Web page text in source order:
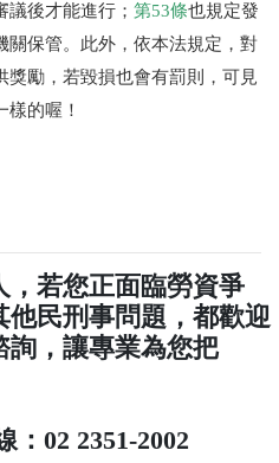
後才能進行； 第53條也規定發
關保管。此外，依本法規定，對
獎勵，若毀損也會有罰則，可見
的喔！
，若您正面臨勞資爭
他民刑事問題，都歡迎
詢，讓專業為您把
：02 2351-2002